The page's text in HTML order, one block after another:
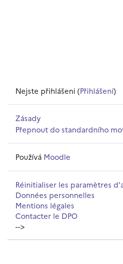
Nejste přihlášeni (Přihlášení)
Zásady
Přepnout do standardního
Používá Moodle
Réinitialiser les paramètres
Données personnelles
Mentions légales
Contacter le DPO
-->